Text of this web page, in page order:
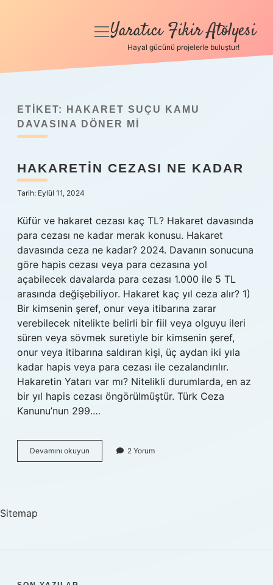
Anasayfa
Yasal Uyarı
menüyü
Yaratıcı Fikir Atölyesi
Hayal gücünü projelerle buluştur!
ETIKET:
HAKARET SUÇU KAMU
DAVASINA DÖNER MI
HAKARETIN CEZASI NE KADAR
Tarih: Eylül 11, 2024
Küfür ve hakaret cezası kaç TL? Hakaret davasında
para cezası ne kadar merak konusu. Hakaret
davasında ceza ne kadar? 2024. Davanın sonucuna
göre hapis cezası veya para cezasına yol
açabilecek davalarda para cezası 1.000 ile 5 TL
arasında değişebiliyor. Hakaret kaç yıl ceza alır? 1)
Bir kimsenin şeref, onur veya itibarına zarar
verebilecek nitelikte belirli bir fiil veya olguyu ileri
süren veya sövmek suretiyle bir kimsenin şeref,
onur veya itibarına saldıran kişi, üç aydan iki yıla
kadar hapis veya para cezası ile cezalandırılır.
Hakaretin Yatarı var mı? Nitelikli durumlarda, en az
bir yıl hapis cezası öngörülmüştür. Türk Ceza
Kanunu’nun 299.…
Devamını okuyun Hakaretin
Cezası
2 Yorum
Sitemap